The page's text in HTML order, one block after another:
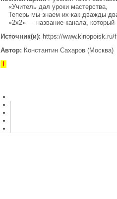
«Учитель дал уроки мастерства,
Теперь мы знаем их как дважды
«2х2» — название канала, который
Источник(и): https://
Автор: Константин Сахаров (Москва)
!